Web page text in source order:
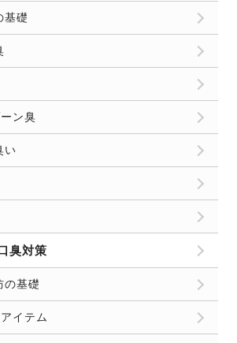
基礎
ン臭
い
臭対策
の基礎
イテム